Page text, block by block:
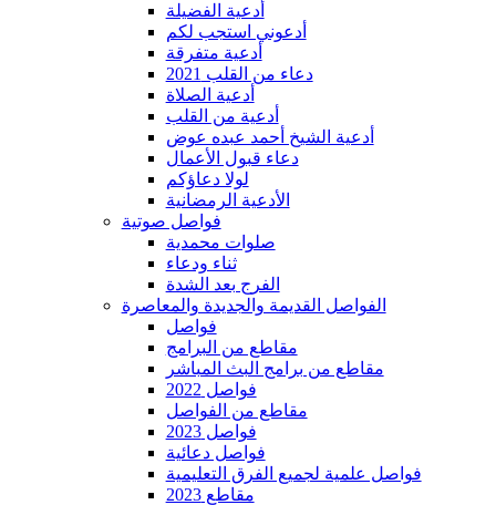
أدعية الفضيلة
أدعوني استجب لكم
أدعية متفرقة
دعاء من القلب 2021
أدعية الصلاة
أدعية من القلب
أدعية الشيخ أحمد عبده عوض
دعاء قبول الأعمال
لولا دعاؤكم
الأدعية الرمضانية
فواصل صوتية
صلوات محمدية
ثناء ودعاء
الفرج بعد الشدة
الفواصل القديمة والجديدة والمعاصرة
فواصل
مقاطع من البرامج
مقاطع من برامج البث المباشر
فواصل 2022
مقاطع من الفواصل
فواصل 2023
فواصل دعائية
فواصل علمية لجميع الفرق التعليمية
مقاطع 2023